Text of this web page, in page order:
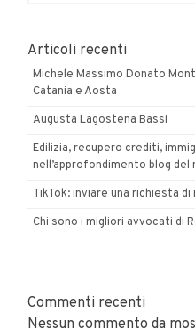
Articoli recenti
Michele Massimo Donato
Catania e Aosta
Augusta Lagostena Bassi
Edilizia, recupero crediti,
nell’approfondimento blog del
TikTok: inviare una richiesta
Chi sono i migliori avvocati di
Commenti recenti
Nessun commento da